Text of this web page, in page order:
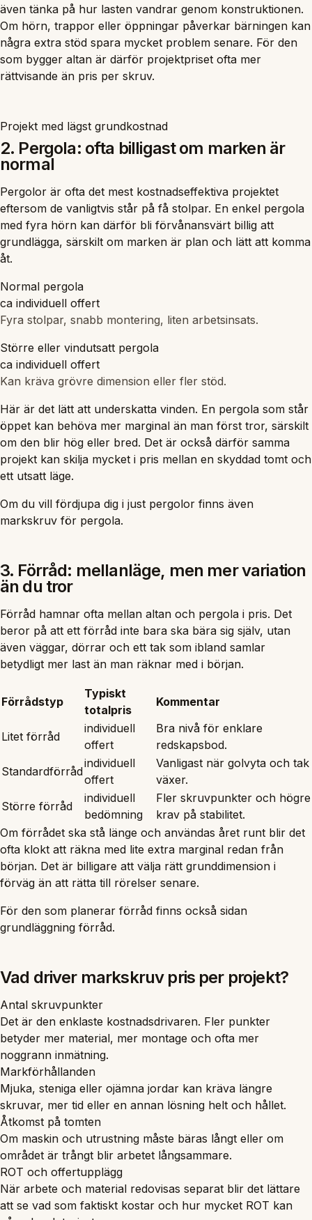
även tänka på hur lasten vandrar genom konstruktionen.
Om hörn, trappor eller öppningar påverkar bärningen kan
några extra stöd spara mycket problem senare. För den
som bygger altan är därför projektpriset ofta mer
rättvisande än pris per skruv.
Projekt med lägst grundkostnad
2. Pergola: ofta billigast om marken är
normal
Pergolor är ofta det mest kostnadseffektiva projektet
eftersom de vanligtvis står på få stolpar. En enkel pergola
med fyra hörn kan därför bli förvånansvärt billig att
grundlägga, särskilt om marken är plan och lätt att komma
åt.
Normal pergola
ca individuell offert
Fyra stolpar, snabb montering, liten arbetsinsats.
Större eller vindutsatt pergola
ca individuell offert
Kan kräva grövre dimension eller fler stöd.
Här är det lätt att underskatta vinden. En pergola som står
öppet kan behöva mer marginal än man först tror, särskilt
om den blir hög eller bred. Det är också därför samma
projekt kan skilja mycket i pris mellan en skyddad tomt och
ett utsatt läge.
Om du vill fördjupa dig i just pergolor finns även
markskruv för pergola.
3. Förråd: mellanläge, men mer variation
än du tror
Förråd hamnar ofta mellan altan och pergola i pris. Det
beror på att ett förråd inte bara ska bära sig själv, utan
även väggar, dörrar och ett tak som ibland samlar
betydligt mer last än man räknar med i början.
Förrådstyp
Typiskt
totalpris
Kommentar
Litet förråd
individuell
offert
Bra nivå för enklare
redskapsbod.
Standardförråd
individuell
offert
Vanligast när golvyta och tak
växer.
Större förråd
individuell
bedömning
Fler skruvpunkter och högre
krav på stabilitet.
Om förrådet ska stå länge och användas året runt blir det
ofta klokt att räkna med lite extra marginal redan från
början. Det är billigare att välja rätt grunddimension i
förväg än att rätta till rörelser senare.
För den som planerar förråd finns också sidan
grundläggning förråd.
Vad driver markskruv pris per projekt?
Antal skruvpunkter
Det är den enklaste kostnadsdrivaren. Fler punkter
betyder mer material, mer montage och ofta mer
noggrann inmätning.
Markförhållanden
Mjuka, steniga eller ojämna jordar kan kräva längre
skruvar, mer tid eller en annan lösning helt och hållet.
Åtkomst på tomten
Om maskin och utrustning måste bäras långt eller om
området är trångt blir arbetet långsammare.
ROT och offertupplägg
När arbete och material redovisas separat blir det lättare
att se vad som faktiskt kostar och hur mycket ROT kan